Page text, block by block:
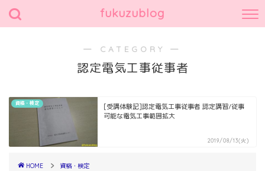
fukuzublog
― CATEGORY ―
認定電気工事従事者
資格・検定
[受講体験記]認定電気工事従事者 認定講習/従事
可能な電気工事範囲拡大
2019/08/13(火)
HOME 資格・検定